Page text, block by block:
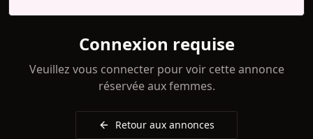
Connexion requise
Veuillez vous connecter pour voir cette annonce
réservée aux femmes.
Retour aux annonces